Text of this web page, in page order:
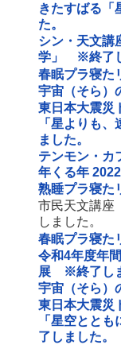
きたすばる
た。
シン・天文講
学」 ※終了し
春眠プラ寝た
宇宙（そら
東日本大震災
「星よりも
ました。
テンモン・カ
年くる年
熟睡プラ寝た
市民天文講
しました。
春眠プラ寝た
令和4年度年
展 ※終了し
宇宙（そら）
東日本大震災
「星空とと
了しました。